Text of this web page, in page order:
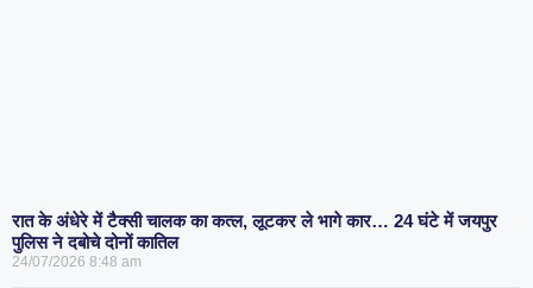
रात के अंधेरे में टैक्सी चालक का कत्ल, लूटकर ले भागे कार… 24 घंटे में जयपुर
पुलिस ने दबोचे दोनों कातिल
24/07/2026 8:48 am